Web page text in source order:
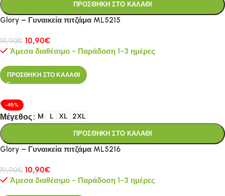
ΠΡΟΣΘΗΚΗ ΣΤΟ ΚΑΛΑΘΙ
Glory – Γυναικεία πιτζάμα ML5215
19,90€ 10,90€
Άμεσα διαθέσιμο - Παράδοση 1-3 ημέρες
ΠΡΟΣΘΗΚΗ ΣΤΟ ΚΑΛΑΘΙ
-45%
Μέγεθος M L XL 2XL
ΠΡΟΣΘΗΚΗ ΣΤΟ ΚΑΛΑΘΙ
Glory – Γυναικεία πιτζάμα ML5216
19,90€ 10,90€
Άμεσα διαθέσιμο - Παράδοση 1-3 ημέρες